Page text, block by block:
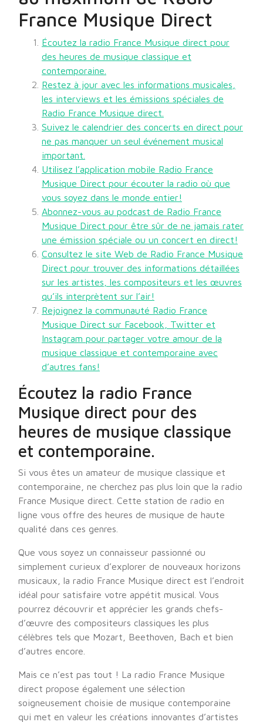
France Musique Direct
Écoutez la radio France Musique direct pour
des heures de musique classique et
contemporaine.
Restez à jour avec les informations musicales,
les interviews et les émissions spéciales de
Radio France Musique direct.
Suivez le calendrier des concerts en direct pour
ne pas manquer un seul événement musical
important.
Utilisez l’application mobile Radio France
Musique Direct pour écouter la radio où que
vous soyez dans le monde entier!
Abonnez-vous au podcast de Radio France
Musique Direct pour être sûr de ne jamais rater
une émission spéciale ou un concert en direct!
Consultez le site Web de Radio France Musique
Direct pour trouver des informations détaillées
sur les artistes, les compositeurs et les œuvres
qu’ils interprètent sur l’air!
Rejoignez la communauté Radio France
Musique Direct sur Facebook, Twitter et
Instagram pour partager votre amour de la
musique classique et contemporaine avec
d’autres fans!
Écoutez la radio France
Musique direct pour des
heures de musique classique
et contemporaine.
Si vous êtes un amateur de musique classique et
contemporaine, ne cherchez pas plus loin que la radio
France Musique direct. Cette station de radio en
ligne vous offre des heures de musique de haute
qualité dans ces genres.
Que vous soyez un connaisseur passionné ou
simplement curieux d’explorer de nouveaux horizons
musicaux, la radio France Musique direct est l’endroit
idéal pour satisfaire votre appétit musical. Vous
pourrez découvrir et apprécier les grands chefs-
d’œuvre des compositeurs classiques les plus
célèbres tels que Mozart, Beethoven, Bach et bien
d’autres encore.
Mais ce n’est pas tout ! La radio France Musique
direct propose également une sélection
soigneusement choisie de musique contemporaine
qui met en valeur les créations innovantes d’artistes